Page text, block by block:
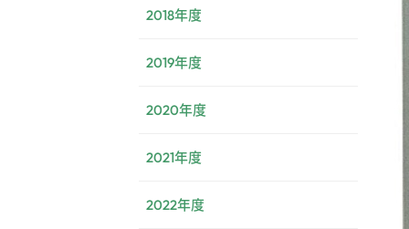
2018年度
2019年度
2020年度
2021年度
2022年度